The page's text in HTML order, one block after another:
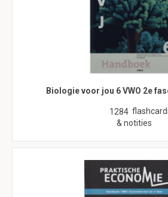
Biologie voor jou 6 VWO 2e
1284
& notities